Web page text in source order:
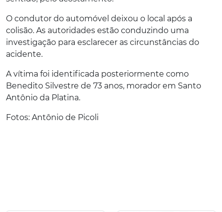
O condutor do automóvel deixou o local após a
colisão. As autoridades estão conduzindo uma
investigação para esclarecer as circunstâncias do
acidente.
A vítima foi identificada posteriormente como
Benedito Silvestre de 73 anos, morador em Santo
Antônio da Platina.
Fotos: Antônio de Picoli